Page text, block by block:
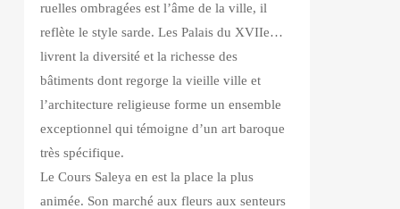
ruelles ombragées est l’âme de la ville, il
reflète le style sarde. Les Palais du XVIIe…
livrent la diversité et la richesse des
bâtiments dont regorge la vieille ville et
l’architecture religieuse forme un ensemble
exceptionnel qui témoigne d’un art baroque
très spécifique.
Le Cours Saleya en est la place la plus
animée. Son marché aux fleurs aux senteurs